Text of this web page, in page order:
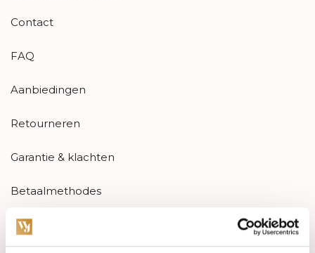
Contact
FAQ
Aanbiedingen
Retourneren
Garantie & klachten
Betaalmethodes
Sitemap